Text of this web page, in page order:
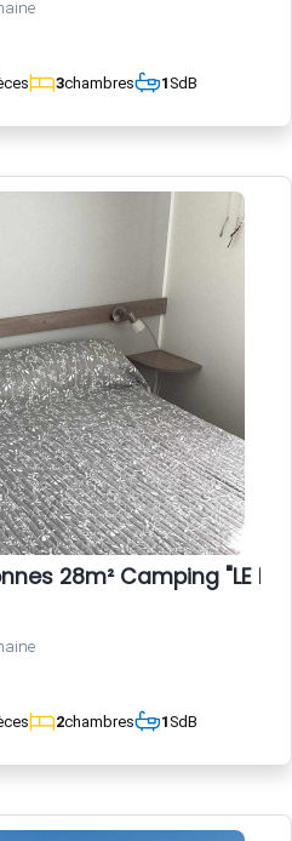
3chambres 1SdB
28m² Camping "LE
2chambres 1SdB